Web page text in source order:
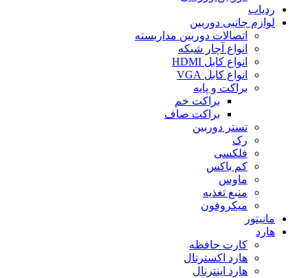
ردیاب
لوازم جانبی دوربین
اتصالات دوربین مداربسته
انواع آچار شبکه
انواع کابل HDMI
انواع کابل VGA
براکت و پایه
براکت خم
براکت صاف
تستر دوربین
رک
فلکسی
کم باکس
ماوس
منبع تغذیه
میکروفون
مانیتور
هارد
کارت حافظه
هارد اکسترنال
هارد اینترنال